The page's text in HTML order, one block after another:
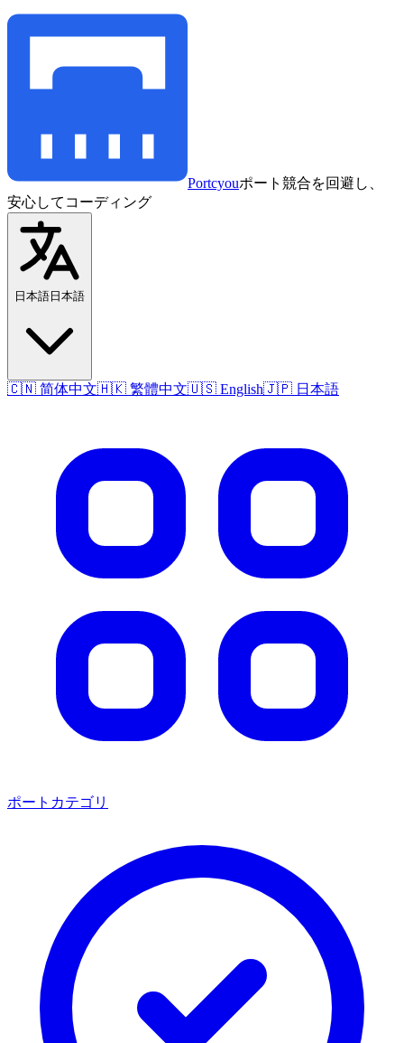
Portcyouポート競合を回避し、
安心してコーディング
日本語 日本語
🇨🇳 简体中文🇭🇰 繁體中文🇺🇸 English🇯🇵 日本語
ポートカテゴリ